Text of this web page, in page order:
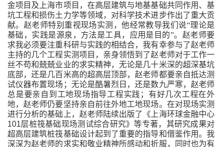
金项目及上海市项目，在高层建筑与地基基础共同作用、基
坑工程和损伤土力学等领域，对科学技术进步作出了重大贡
献。赵老师特别重视现场实测，他经常教导我们说“理论是
基础，实践是源泉，方法是工具，应用是目的”。赵老师要
求我必须要注重科研与实践的相结合，我有幸参与了赵老师
主持的几个工程实测项目，亲身领悟到了赵老师对于工作一
丝不苟和兢兢业业的求实精神，无论是几十米深的超深基坑
底部，还是几百米高的超高层顶部，赵老师都要亲自抵达测
试仪器布置现场；无论是酷暑烈日，还是数九严寒，赵老师
总是要亲自到工地现场指导工程实践；有好几次工程在外
地，赵老师仍要坚持亲自前往外地工地现场。在对现场实测
进行分析的基础上，赵老师陆续出版了《上海环球金融中心
101层桩筏基础现场测试综合研究》等专著，其研究成果对
超高层建筑桩筏基础设计起到了重要的指导和借鉴作用。我
深深为赵老师的求实和敬业精神所感动和折服，同时也为有